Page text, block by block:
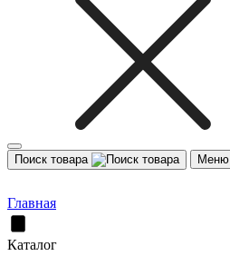
Поиск товара Меню
Главная
Каталог